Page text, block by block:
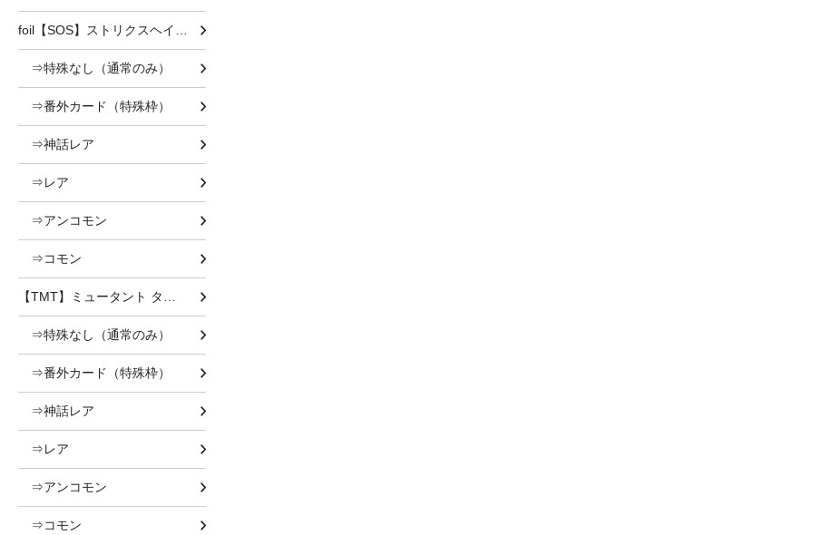
⇒特殊なし（通常のみ）
⇒番外カード（特殊枠）
⇒神話レア
⇒レア
⇒アンコモン
⇒コモン
⇒特殊なし（通常のみ）
⇒番外カード（特殊枠）
⇒神話レア
⇒レア
⇒アンコモン
⇒コモン